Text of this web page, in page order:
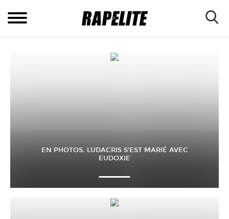
EN PHOTOS, LUDACRIS S’EST MARIÉ AVEC
EUDOXIE